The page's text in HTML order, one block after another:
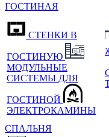
ГОСТИНАЯ
СТЕНКИ В
ГОСТИНУЮ
МОДУЛЬНЫЕ
СИСТЕМЫ ДЛЯ
ГОСТИНОЙ
ЭЛЕКТРОКАМИНЫ
СПАЛЬНЯ